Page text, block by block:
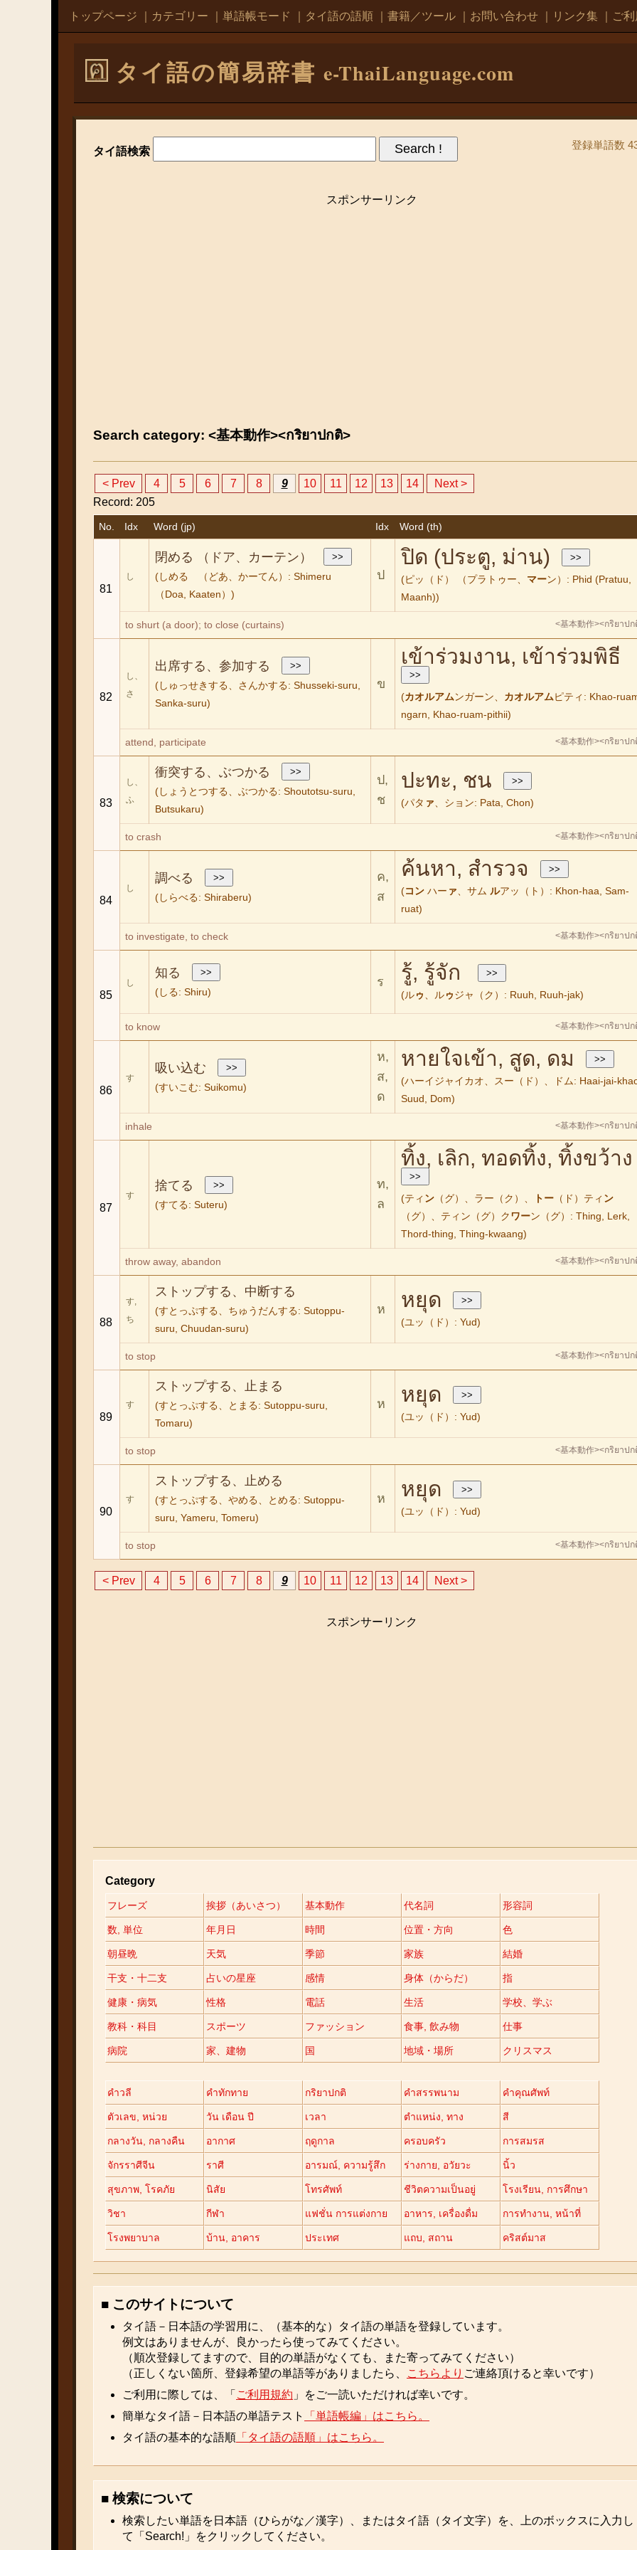
トップページ カテゴリー 単語帳モード タイ語の語順 書籍／ツール お問い合わせ リンク集 ご
タイ語の簡易辞書 e-ThaiLanguage.com
タイ語検索
登録単語数
スポンサーリンク
Search category: <基本動作><กริยาปกติ>
< Prev 4 5 6 7 8 9 10 11 12 13 14
Next >
Record: 205
No. Idx Word (jp) Idx Word (th)
81
し
閉める （ドア、カーテン）
(しめる （どあ、かーてん）: Shimeru
（Doa, Kaaten）)
ป
ปิด (ประตู, ม่าน)
(ピッ（ド） （プラトゥー、 マーン）: Phid (Pratuu,
Maanh))
to shurt (a door); to close (curtains) <基本動作><กริยาปก
82
し、
さ
出席する、参加する
(しゅっせきする、さんかする: Shusseki-suru,
Sanka-suru)
ข
เข้าร่วมงาน, เข้าร่วมพิธี
(カオルアムンガーン、 カオルアムピティ: Khao-
ngarn, Khao-ruam-pithii)
attend, participate <基本動作><กริยาปก
83
し、
ふ
衝突する、ぶつかる
(しょうとつする、ぶつかる: Shoutotsu-suru,
Butsukaru)
ป,
ช
ปะทะ, ชน
(パタ ァ、ション: Pata, Chon)
to crash <基本動作><กริยาปก
84
し
調べる
(しらべる: Shiraberu)
ค,
ส
ค้นหา, สำรวจ
(コン ハー ァ、サム ルアッ（ト）: Khon-haa, Sam-
ruat)
to investigate, to check <基本動作><กริยาปก
85
し
知る
(しる: Shiru)
ร รู้, รู้จัก
(ル ゥ 、ル ゥ ジャ（ク）: Ruuh, Ruuh-jak)
to know <基本動作><กริยาปก
86
す
吸い込む
(すいこむ: Suikomu)
ห,
ส,
ด
หายใจเข้า, สูด, ดม
(ハーイジャイカオ、スー（ド）、ドム: Haai-jai-
Suud, Dom)
inhale <基本動作><กริยาปก
87
す
捨てる
(すてる: Suteru)
ท,
ล
ทิ้ง, เลิก, ทอดทิ้ง, ทิ้งขว้าง
(ティ ン （グ）、ラー（ク）、 トー （ド）ティ ン
（グ）、ティン（グ）ク ワーン（グ）: Thing, Lerk,
Thord-thing, Thing-kwaang)
throw away, abandon <基本動作><กริยาปก
88
す,
ち
ストップする、中断する
(すとっぷする、ちゅうだんする: Sutoppu-
suru, Chuudan-suru)
ห หยุด
(ユッ（ド）: Yud)
to stop <基本動作><กริยาปก
89
す
ストップする、止まる
(すとっぷする、とまる: Sutoppu-suru,
Tomaru)
ห หยุด
(ユッ（ド）: Yud)
to stop <基本動作><กริยาปก
90
す
ストップする、止める
(すとっぷする、やめる、とめる: Sutoppu-
suru, Yameru, Tomeru)
ห หยุด
(ユッ（ド）: Yud)
to stop <基本動作><กริยาปก
< Prev 4 5 6 7 8 9 10 11 12 13 14 Next >
スポンサーリンク
Category
フレーズ 挨拶（あいさつ） 基本動作 代名詞 形容詞
数, 単位 年月日 時間 位置・方向 色
朝昼晩 天気 季節 家族 結婚
干支・十二支 占いの星座 感情 身体（からだ） 指
健康・病気 性格 電話 生活 学校、学ぶ
教科・科目 スポーツ ファッション 食事, 飲み物 仕事
病院 家、建物 国 地域・場所 クリスマス
คำวลี คำทักทาย กริยาปกติ คำสรรพนาม คำคุณศัพท์
ตัวเลข, หน่วย วัน เดือน ปี เวลา ตำแหน่ง, ทาง สี
กลางวัน, กลางคืน อากาศ ฤดูกาล ครอบครัว การสมรส
จักรราศีจีน ราศี อารมณ์, ความรู้สึก ร่างกาย, อวัยวะ นิ้ว
สุขภาพ, โรคภัย นิสัย โทรศัพท์ ชีวิตความเป็นอยู่ โรงเรียน, การศึกษา
วิชา กีฬา แฟชั่น การแต่งกาย อาหาร, เครื่องดื่ม การทำงาน, หน้าที่
โรงพยาบาล บ้าน, อาคาร ประเทศ แถบ, สถาน คริสต์มาส
■ このサイトについて
タイ語－日本語の学習用に、（基本的な）タイ語の単語を登録しています。
例文はありませんが、良かったら使ってみてください。
（順次登録してますので、目的の単語がなくても、また寄ってみてください）
（正しくない箇所、登録希望の単語等がありましたら、
こちらより ご連絡頂けると幸いです）
ご利用に際しては、「 ご利用規約 」をご一読いただければ幸いです。
簡単なタイ語－日本語の単語テスト
「単語帳編」はこちら。
タイ語の基本的な語順 「タイ語の語順」はこちら。
■ 検索について
検索したい単語を日本語（ひらがな／漢字）、またはタイ語（タイ文字）を、上のボックスに入力し
て「Search!」をクリックしてください。